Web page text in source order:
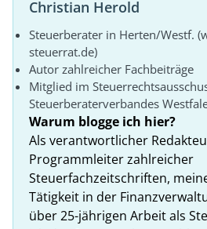
Christian Herold
Steuerberater in Herten/Westf.
steuerrat.de)
Autor zahlreicher Fachbeiträge
Mitglied im
Steuerberaterverbandes
Warum blogge ich hier?
Als verantwortlicher
Programmleiter zahlreicher
Steuerfachzeitschriften,
Tätigkeit in der
über 25-jährigen Arbeit als